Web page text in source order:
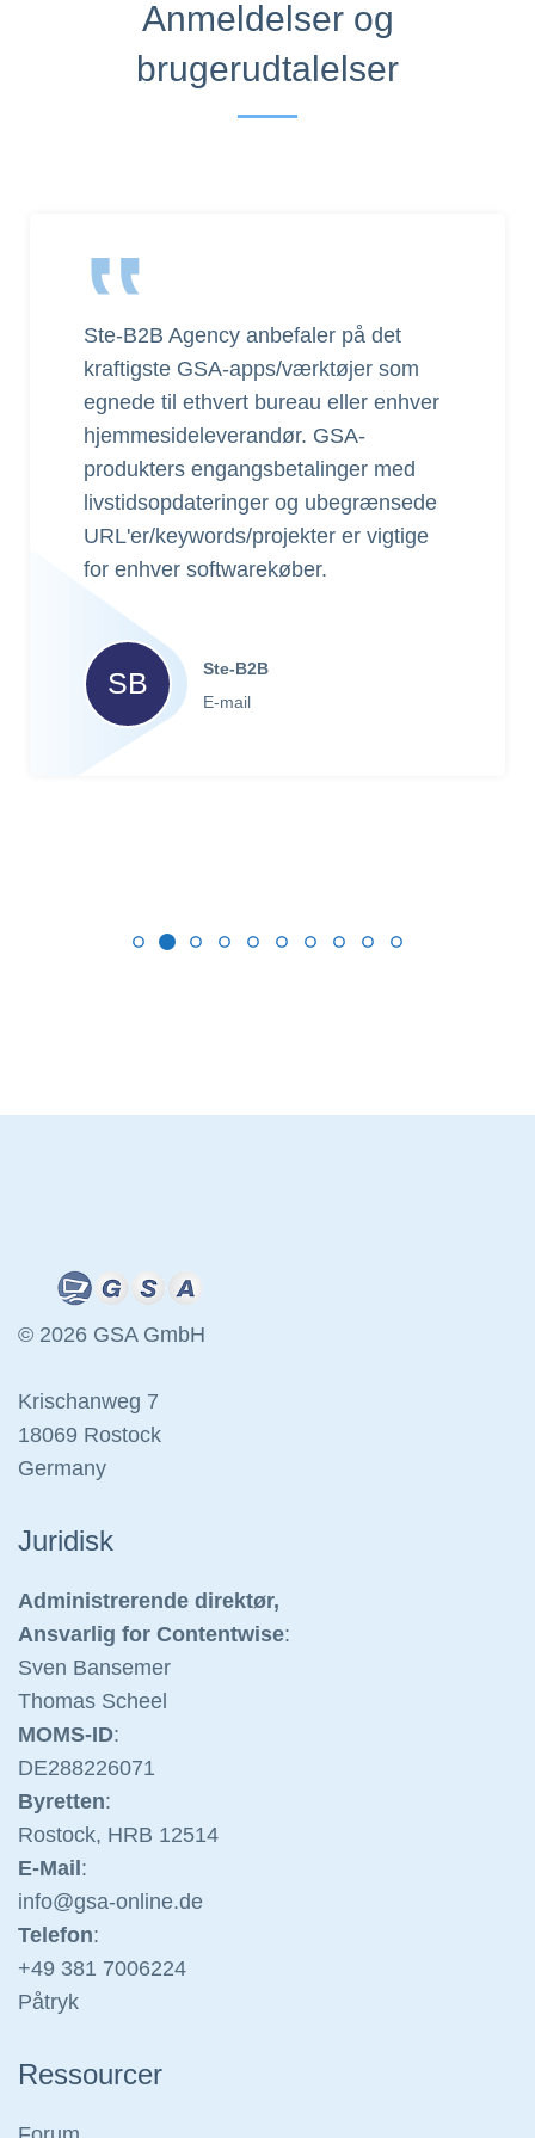
Anmeldelser og
brugerudtalelser
‟
Ste-B2B Agency anbefaler på det
kraftigste GSA-apps/værktøjer som
egnede til ethvert bureau eller enhver
hjemmesideleverandør. GSA-
produkters engangsbetalinger med
livstidsopdateringer og ubegrænsede
URL'er/keywords/projekter er vigtige
for enhver softwarekøber.
SB
Ste-B2B
E-mail
© 2026 GSA GmbH
Krischanweg 7
18069 Rostock
Germany
Juridisk
Administrerende direktør,
Ansvarlig for Contentwise:
Sven Bansemer
Thomas Scheel
MOMS-ID:
DE288226071
Byretten:
Rostock, HRB 12514
E-Mail:
info@gsa-online.de
Telefon:
+49 381 7006224
Påtryk
Ressourcer